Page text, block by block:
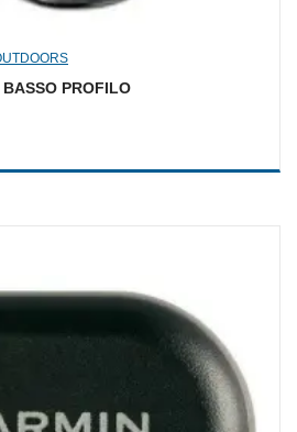
PROFILO
era: 105,00 €.
attuale è: 52,50 €.